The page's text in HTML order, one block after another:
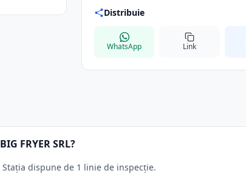
Distribuie
WhatsApp Link
FRYER SRL?
Stația dispune de 1 linie de inspecție.